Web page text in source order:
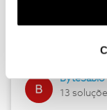
(cookies de
utilização dos
Hall of
17
ByteSábio
13